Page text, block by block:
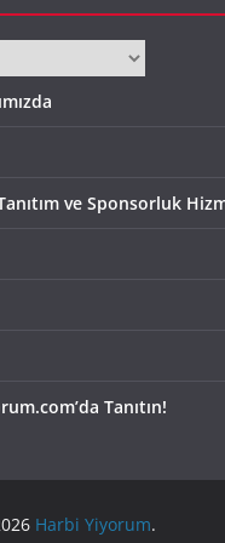
ve Sponsorluk
Tanıtın!
Harbi Yiyorum.